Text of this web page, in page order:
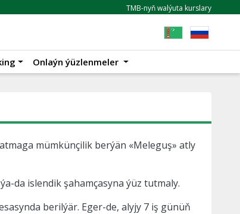
TMB-nyň walýuta kurslary
Onlaýn ýüzlenmeler
mümkünçilik berýän «Meleguş» atly
da islendik şahamçasyna ýüz tutmaly.
berilýär. Eger-de, alyjy 7 iş günüň